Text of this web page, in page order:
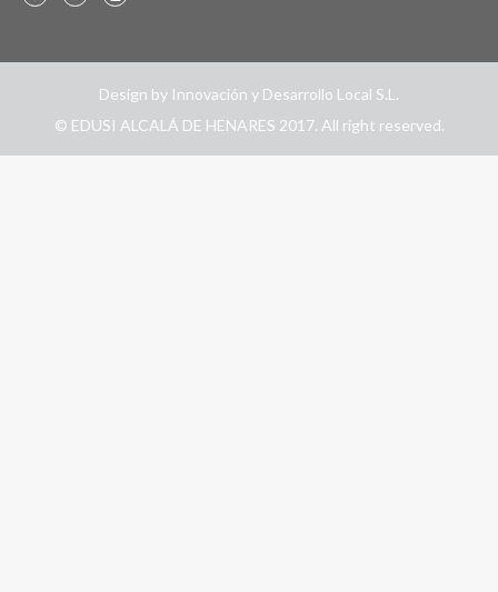
Design by Innovación y Desarrollo Local S.L.
© EDUSI ALCALÁ DE HENARES 2017. All right reserved.